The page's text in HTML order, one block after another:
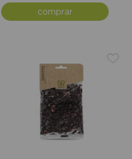
comprar